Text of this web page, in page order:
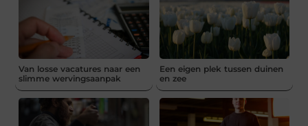
Van losse vacatures naar een
slimme wervingsaanpak
Een eigen plek tussen duinen
en zee